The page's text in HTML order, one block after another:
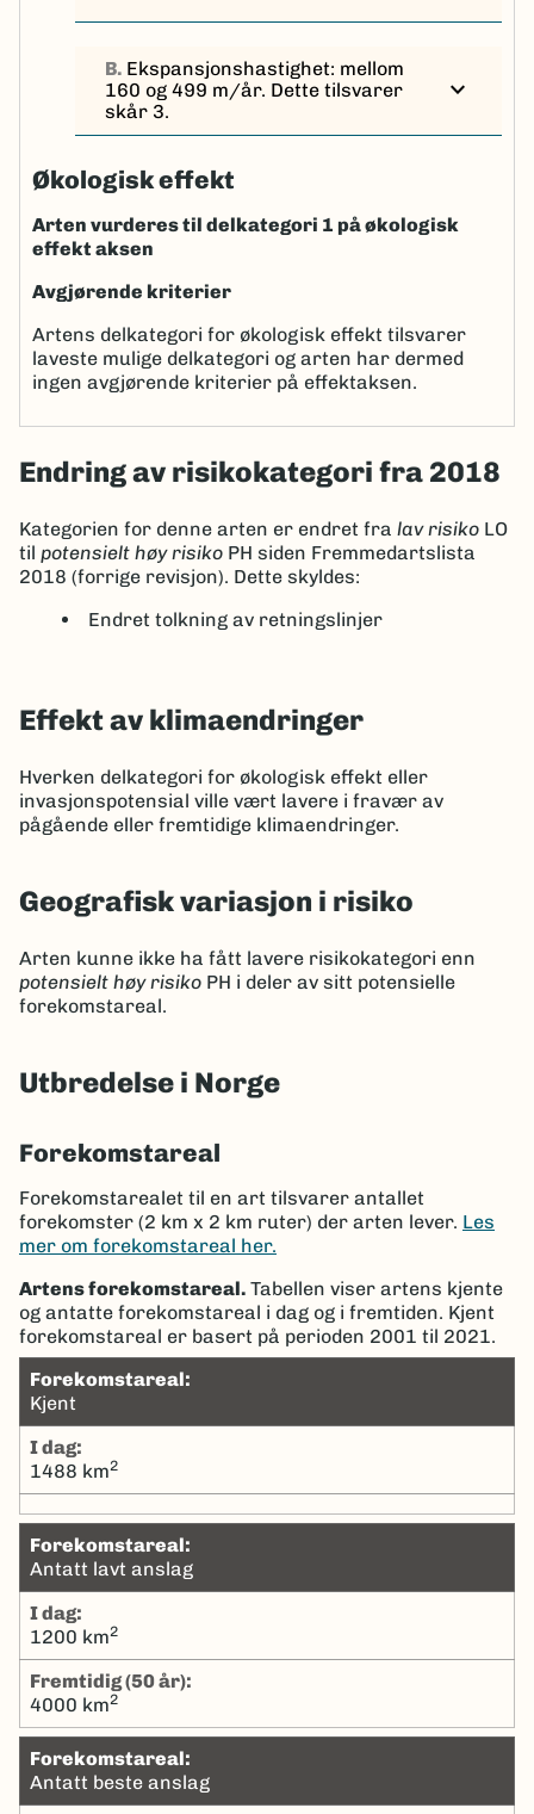
B. Ekspansjonshastighet: mellom
160 og 499 m/år. Dette tilsvarer
skår 3.
expand_more
Økologisk effekt
Arten vurderes til delkategori 1 på økologisk
effekt aksen
Avgjørende kriterier
Artens delkategori for økologisk effekt tilsvarer
laveste mulige delkategori og arten har dermed
ingen avgjørende kriterier på effektaksen.
Endring av risikokategori fra 2018
Kategorien for denne arten er endret fra lav risiko LO
til potensielt høy risiko PH siden Fremmedartslista
2018 (forrige revisjon). Dette skyldes:
Endret tolkning av retningslinjer
Effekt av klimaendringer
Hverken delkategori for økologisk effekt eller
invasjonspotensial ville vært lavere i fravær av
pågående eller fremtidige klimaendringer.
Geografisk variasjon i risiko
Arten kunne ikke ha fått lavere risikokategori enn
potensielt høy risiko PH i deler av sitt potensielle
forekomstareal.
Utbredelse i Norge
Forekomstareal
Forekomstarealet til en art tilsvarer antallet
forekomster (2 km x 2 km ruter) der arten lever. Les
mer om forekomstareal her.
Artens forekomstareal. Tabellen viser artens kjente
og antatte forekomstareal i dag og i fremtiden. Kjent
forekomstareal er basert på perioden 2001 til 2021.
Forekomstareal:
Kjent
I dag:
1488 km2
Forekomstareal:
Antatt lavt anslag
I dag:
1200 km2
Fremtidig (50 år):
4000 km2
Forekomstareal:
Antatt beste anslag